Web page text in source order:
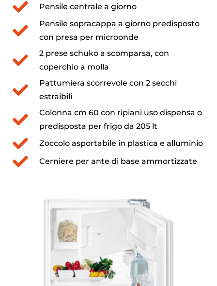
Pensile centrale a giorno
Pensile sopracappa a giorno predisposto
con presa per microonde
2 prese schuko a scomparsa, con
coperchio a molla
Pattumiera scorrevole con 2 secchi
estraibili
Colonna cm 60 con ripiani uso dispensa o
predisposta per frigo da 205 lt
Zoccolo asportabile in plastica e alluminio
Cerniere per ante di base ammortizzate